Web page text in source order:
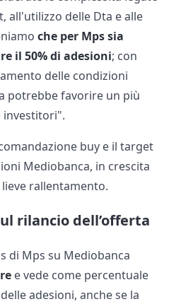
all'utilizzo delle Dta e alle
che per Mps sia
il 50% di adesioni; con
delle condizioni
potrebbe favorire un più
investitori".
buy e il target
Mediobanca, in crescita
lieve rallentamento.
rilancio dell’offerta
di Mps su Mediobanca
e vede come percentuale
adesioni, anche se la